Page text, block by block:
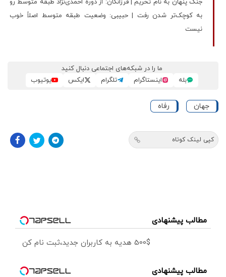
جنگ پنهان به نام تحریم | فرزانگان: از دوره احمدی‌نژاد طبقه متوسط رو‌
به کوچک‌تر شدن رفت | حبیبی: وضعیت طبقه متوسط اصلاً خوب
نیست
ما را در شبکه‌های اجتماعی دنبال کنید
بله
اینستاگرام تلگرام ایکس یوتیوب
جهان رفاه
کپی لینک کوتاه
مطالب پیشنهادی
500$ هدیه به کاربران جدید،ثبت نام کن
مطالب پیشنهادی